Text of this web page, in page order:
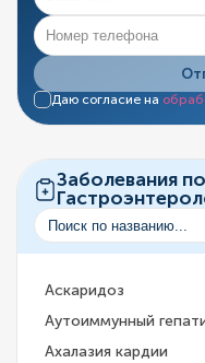
Даю согласие на
Заболевания
Аскаридоз
Аутоиммунный
Ахалазия кардии